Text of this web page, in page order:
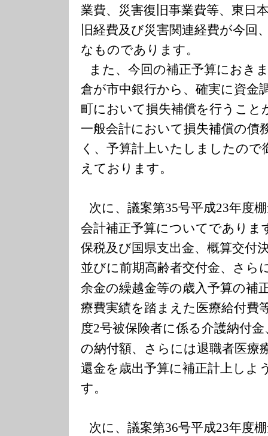
業費、災害復旧事業費等、東日
旧経費及び災害関連経費が今回
なものであります。
また、今回の補正予算におき
倉が市中銀行から、確実に資金
町において損失補償を行うこ
一般会計において損失補償の債
く、予算計上いたしましたの
えております。
次に、議案第35号平成23年度
会計補正予算についてでありま
保税及び国県支出金、概算交付
並びに前期高齢者交付金、さら
余金の繰越金等の歳入予算の補
療費実績を踏まえた医療給付費
度2号被保険者に係る介護納付
の納付額、さらには退職者医療
還金を歳出予算に補正計上しよ
す。
次に、議案第36号平成23年度